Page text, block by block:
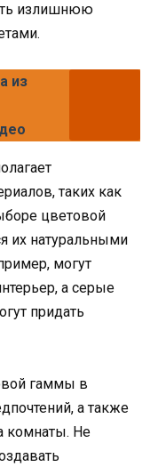
излишнюю
из
таких как
цветовой
их натуральными
могут
а серые
придать
гаммы в
а также
комнаты. Не